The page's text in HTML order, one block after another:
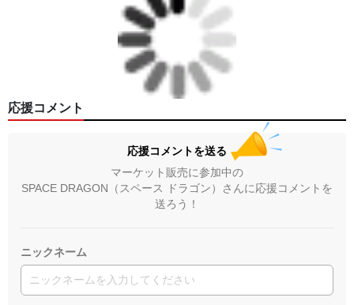
応援コメント
応援コメントを送る
マーケット販売に参加中の
SPACE DRAGON（スペース ドラゴン）さんに応援コメントを
送ろう！
ニックネーム